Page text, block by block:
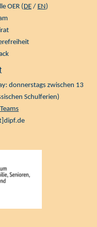
OER (DE / EN)
donnerstags zwischen 13
Schulferien)